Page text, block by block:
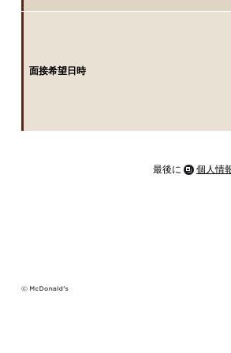
面接希望日時
最後に 個人情